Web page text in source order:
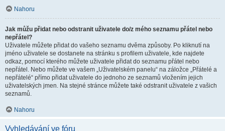
Nahoru
Jak můžu přidat nebo odstranit uživatele do/z mého seznamu přátel nebo
nepřátel?
Uživatele můžete přidat do vašeho seznamu dvěma způsoby. Po kliknutí na
jméno uživatele se dostanete na stránku s profilem uživatele, kde najdete
odkaz, pomocí kterého můžete uživatele přidat do seznamu přátel nebo
nepřátel. Nebo můžete ve vašem „Uživatelském panelu“ na záložce „Přátelé a
nepřátelé“ přímo přidat uživatele do jednoho ze seznamů vložením jejich
uživatelských jmen. Na stejné stránce můžete také odstranit uživatele z vašich
seznamů.
Nahoru
Vyhledávání ve fóru